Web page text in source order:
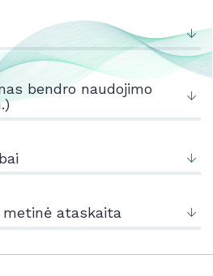
paslaugų kainos
skyrius
bendro naudojimo
metinė ataskaita